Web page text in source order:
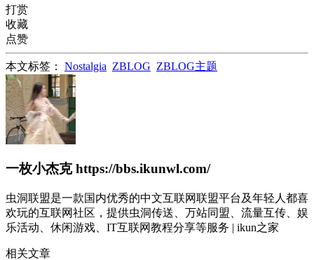
打赏
收藏
点赞
本文标签： Nostalgia ZBLOG ZBLOG主题
一枚小杰克https://bbs.ikunwl.com/
虫洞联盟是一款国内优秀的中文互联网联盟平台及年轻人都喜
欢玩的互联网社区，提供虫洞传送、万站同盟、流量互传、娱
乐活动、休闲游戏、IT互联网教程分享等服务 | ikun之家
相关文章